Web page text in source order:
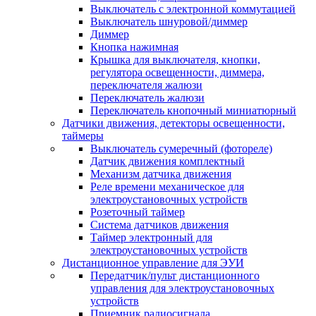
Выключатель с электронной коммутацией
Выключатель шнуровой/диммер
Диммер
Кнопка нажимная
Крышка для выключателя, кнопки,
регулятора освещенности, диммера,
переключателя жалюзи
Переключатель жалюзи
Переключатель кнопочный миниатюрный
Датчики движения, детекторы освещенности,
таймеры
Выключатель сумеречный (фотореле)
Датчик движения комплектный
Механизм датчика движения
Реле времени механическое для
электроустановочных устройств
Розеточный таймер
Система датчиков движения
Таймер электронный для
электроустановочных устройств
Дистанционное управление для ЭУИ
Передатчик/пульт дистанционного
управления для электроустановочных
устройств
Приемник радиосигнала